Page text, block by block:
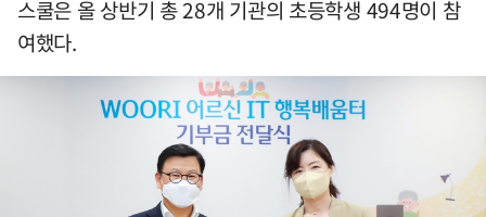
스쿨은 올 상반기 총 28개 기관의 초등학생 494명이 참
여했다.